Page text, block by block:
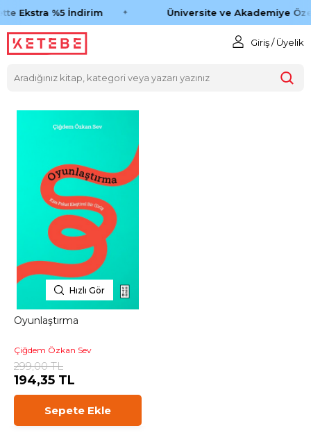
Ekstra %5 İndirim Üniversite ve Akademiye
Giriş / Üyelik
Hızlı Gör
Oyunlaştırma
Çiğdem Özkan Sev
299,00 TL
194,35 TL
Sepete Ekle